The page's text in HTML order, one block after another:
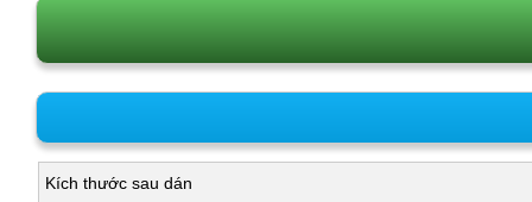
Kích thước sau dán